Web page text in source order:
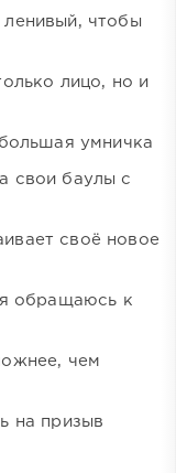
чтобы
лицо, но и
умничка
свои баулы с
своё новое
я обращаюсь к
чем
на призыв